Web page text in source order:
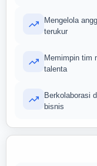
Mengelola
terukur
Memimpin tim
talenta
Berkolaborasi
bisnis